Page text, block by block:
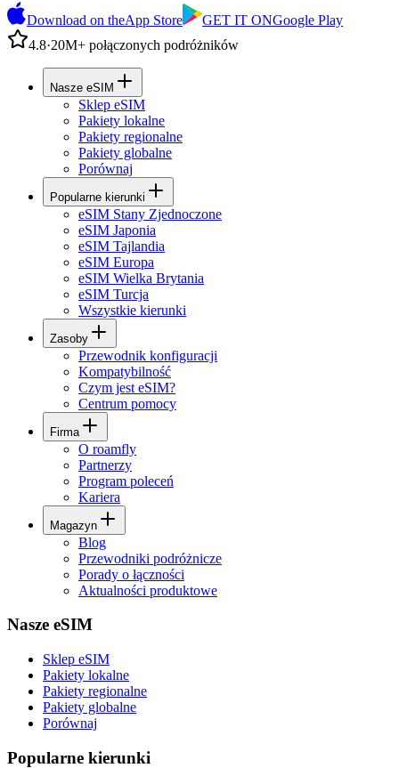
Download on theApp Store GET IT ONGoogle Play
4.8·20M+ połączonych podróżników
Nasze eSIM
Sklep eSIM
Pakiety lokalne
Pakiety regionalne
Pakiety globalne
Porównaj
Popularne kierunki
eSIM Stany Zjednoczone
eSIM Japonia
eSIM Tajlandia
eSIM Europa
eSIM Wielka Brytania
eSIM Turcja
Wszystkie kierunki
Zasoby
Przewodnik konfiguracji
Kompatybilność
Czym jest eSIM?
Centrum pomocy
Firma
O roamfly
Partnerzy
Program poleceń
Kariera
Magazyn
Blog
Przewodniki podróżnicze
Porady o łączności
Aktualności produktowe
Nasze eSIM
Sklep eSIM
Pakiety lokalne
Pakiety regionalne
Pakiety globalne
Porównaj
Popularne kierunki